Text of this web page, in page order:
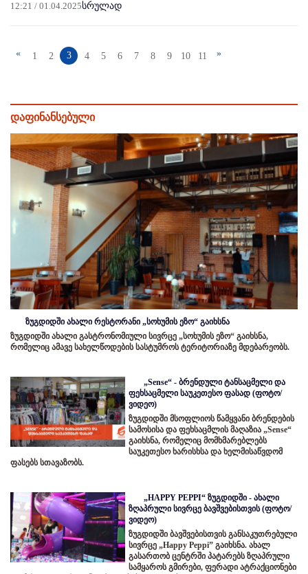
12:21 / 01.04.2025სრულად
« 1 2 3 4 5 6 7 8 9 10 11 »
დაფინანსებული
ზუგდიდში ახალი რესტორანი „სოხუმის ეზო“ გაიხსნა
ზუგდიდში ახალი გასტრონომიული სივრცე „სოხუმის ეზო“ გაიხსნა,
რომელიც ამავე სახელწოდების სასტუმროს ტერიტორიაზე მდებარეობს.
„Sense“ - ბრენდული ტანსაცმელი და
ფეხსაცმელი საუკეთესო ფასად (ფოტო/
ვიდეო)
ზუგდიდში მსოფლიოს წამყვანი ბრენდების
სამოსისა და ფეხსაცმლის მაღაზია „Sense“
გაიხსნა, რომელიც მომხმარებლებს
საუკეთესო ხარისხსა და ხელმისაწვდომ
ფასებს სთავაზობს.
„HAPPY PEPPI“ ზუგდიდში - ახალი
ზღაპრული სივრცე ბავშვებისთვის (ფოტო/
ვიდეო)
ზუგდიდში ბავშვებისთვის განსაკუთრებული
სივრცე „Happy Peppi” გაიხსნა. ახალ
გასართობ ცენტრში პატარებს ზღაპრული
სამყაროს გმირები, ფერადი ატრაქციონები